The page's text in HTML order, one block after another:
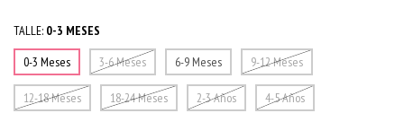
TALLE: 0-3 MESES
0-3 Meses
3-6 Meses 6-9 Meses 9-12 Meses
12-18 Meses 18-24 Meses 2-3 Años 4-5 Años